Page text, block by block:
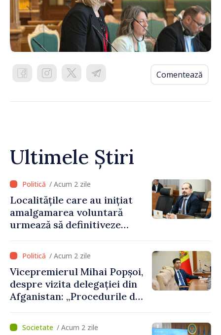
Comentează
Ultimele Știri
/ Acum 2 zile
Localitățile care au inițiat
amalgamarea voluntară
urmează să definitiveze
parcursul lunii august
/ Acum 2 zile
Vicepremierul Mihai Popșoi,
despre vizita delegației din
Afganistan: „Procedurile de
respectate întocmai. Nu s-
/ Acum 2 zile